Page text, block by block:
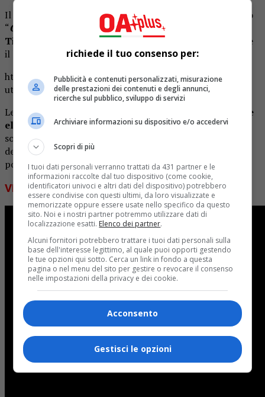
Il successo sembra già essere ancora superiore
: la loro
“One Love ” ha raggiunto itre milioni sul nuovo social
Tik Tok
, come hanno annunciato le stesse artiste tramite
il loro profilo Instagramqualche giorno fa.
https://www.instagram.com/p/B5C8q05Ki-u/?
utm_source=ig_web_copy_link
Le due,classe 1993
musica dance
elettronica degli anni ’90, con un brano che ricorda le
sonorità dell’infanzia di molti dei giovani d’oggi, in attesa
del
nuovo tour già annunciato per l’inverno
porte.
VIDEO “ONE LOVE”
richiede il tuo consenso per:
Pubblicità e contenuti personalizzati, misurazione
delle prestazioni dei contenuti e degli annunci,
ricerche sul pubblico, sviluppo di servizi
Archiviare informazioni su dispositivo e/o accedervi
Scopri di più
I tuoi dati personali verranno trattati da 431 partner e le
informazioni raccolte dal tuo dispositivo (come cookie,
identificatori univoci e altri dati del dispositivo) potrebbero
essere condivise con questi ultimi, da loro visualizzate e
memorizzate oppure essere usate nello specifico da questo
sito. Noi e i nostri partner potremmo utilizzare dati di
localizzazione esatti. Elenco dei partner.
Alcuni fornitori potrebbero trattare i tuoi dati personali sulla
base dell'interesse legittimo, al quale puoi opporti gestendo
le tue opzioni qui sotto. Cerca un link in fondo a questa
pagina o nel menu del sito per gestire o revocare il consenso
nelle impostazioni della privacy e dei cookie.
Acconsento
Gestisci le opzioni